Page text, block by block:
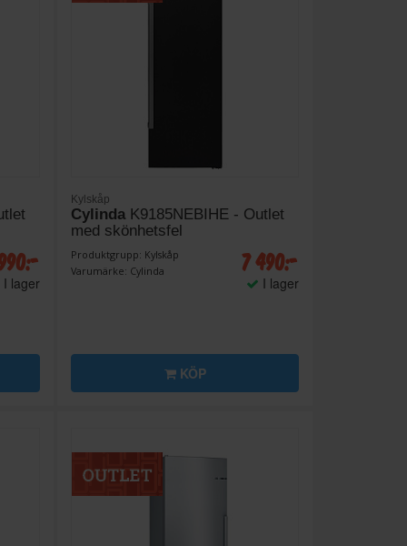
I lager
Kylskåp
Cylinda K9185NEBIHE - Outlet
med skönhetsfel
Produktgrupp: Kylskåp
Varumärke: Cylinda
7 490:-
I lager
KÖP